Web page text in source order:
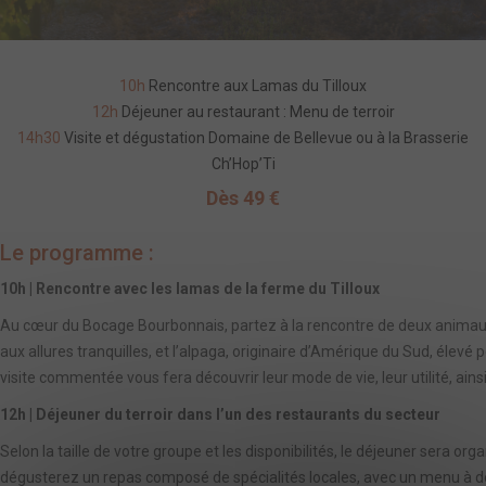
10h Rencontre aux Lamas du Tilloux
12h Déjeuner au restaurant : Menu de terroir
14h30 Visite et dégustation Domaine de Bellevue ou à la Brasserie
Ch’Hop’Ti
Dès 49 €
Le programme :
10h | Rencontre avec les lamas de la ferme du Tilloux
Au cœur du Bocage Bourbonnais, partez à la rencontre de deux
aux allures tranquilles, et l’alpaga, originaire d’Amérique du Sud,
visite commentée vous fera découvrir leur mode de vie, leur utilité,
12h | Déjeuner du terroir dans l’un des restaurants du secteur
Selon la taille de votre groupe et les disponibilités, le déjeuner sera
dégusterez un repas composé de spécialités locales, avec un menu à